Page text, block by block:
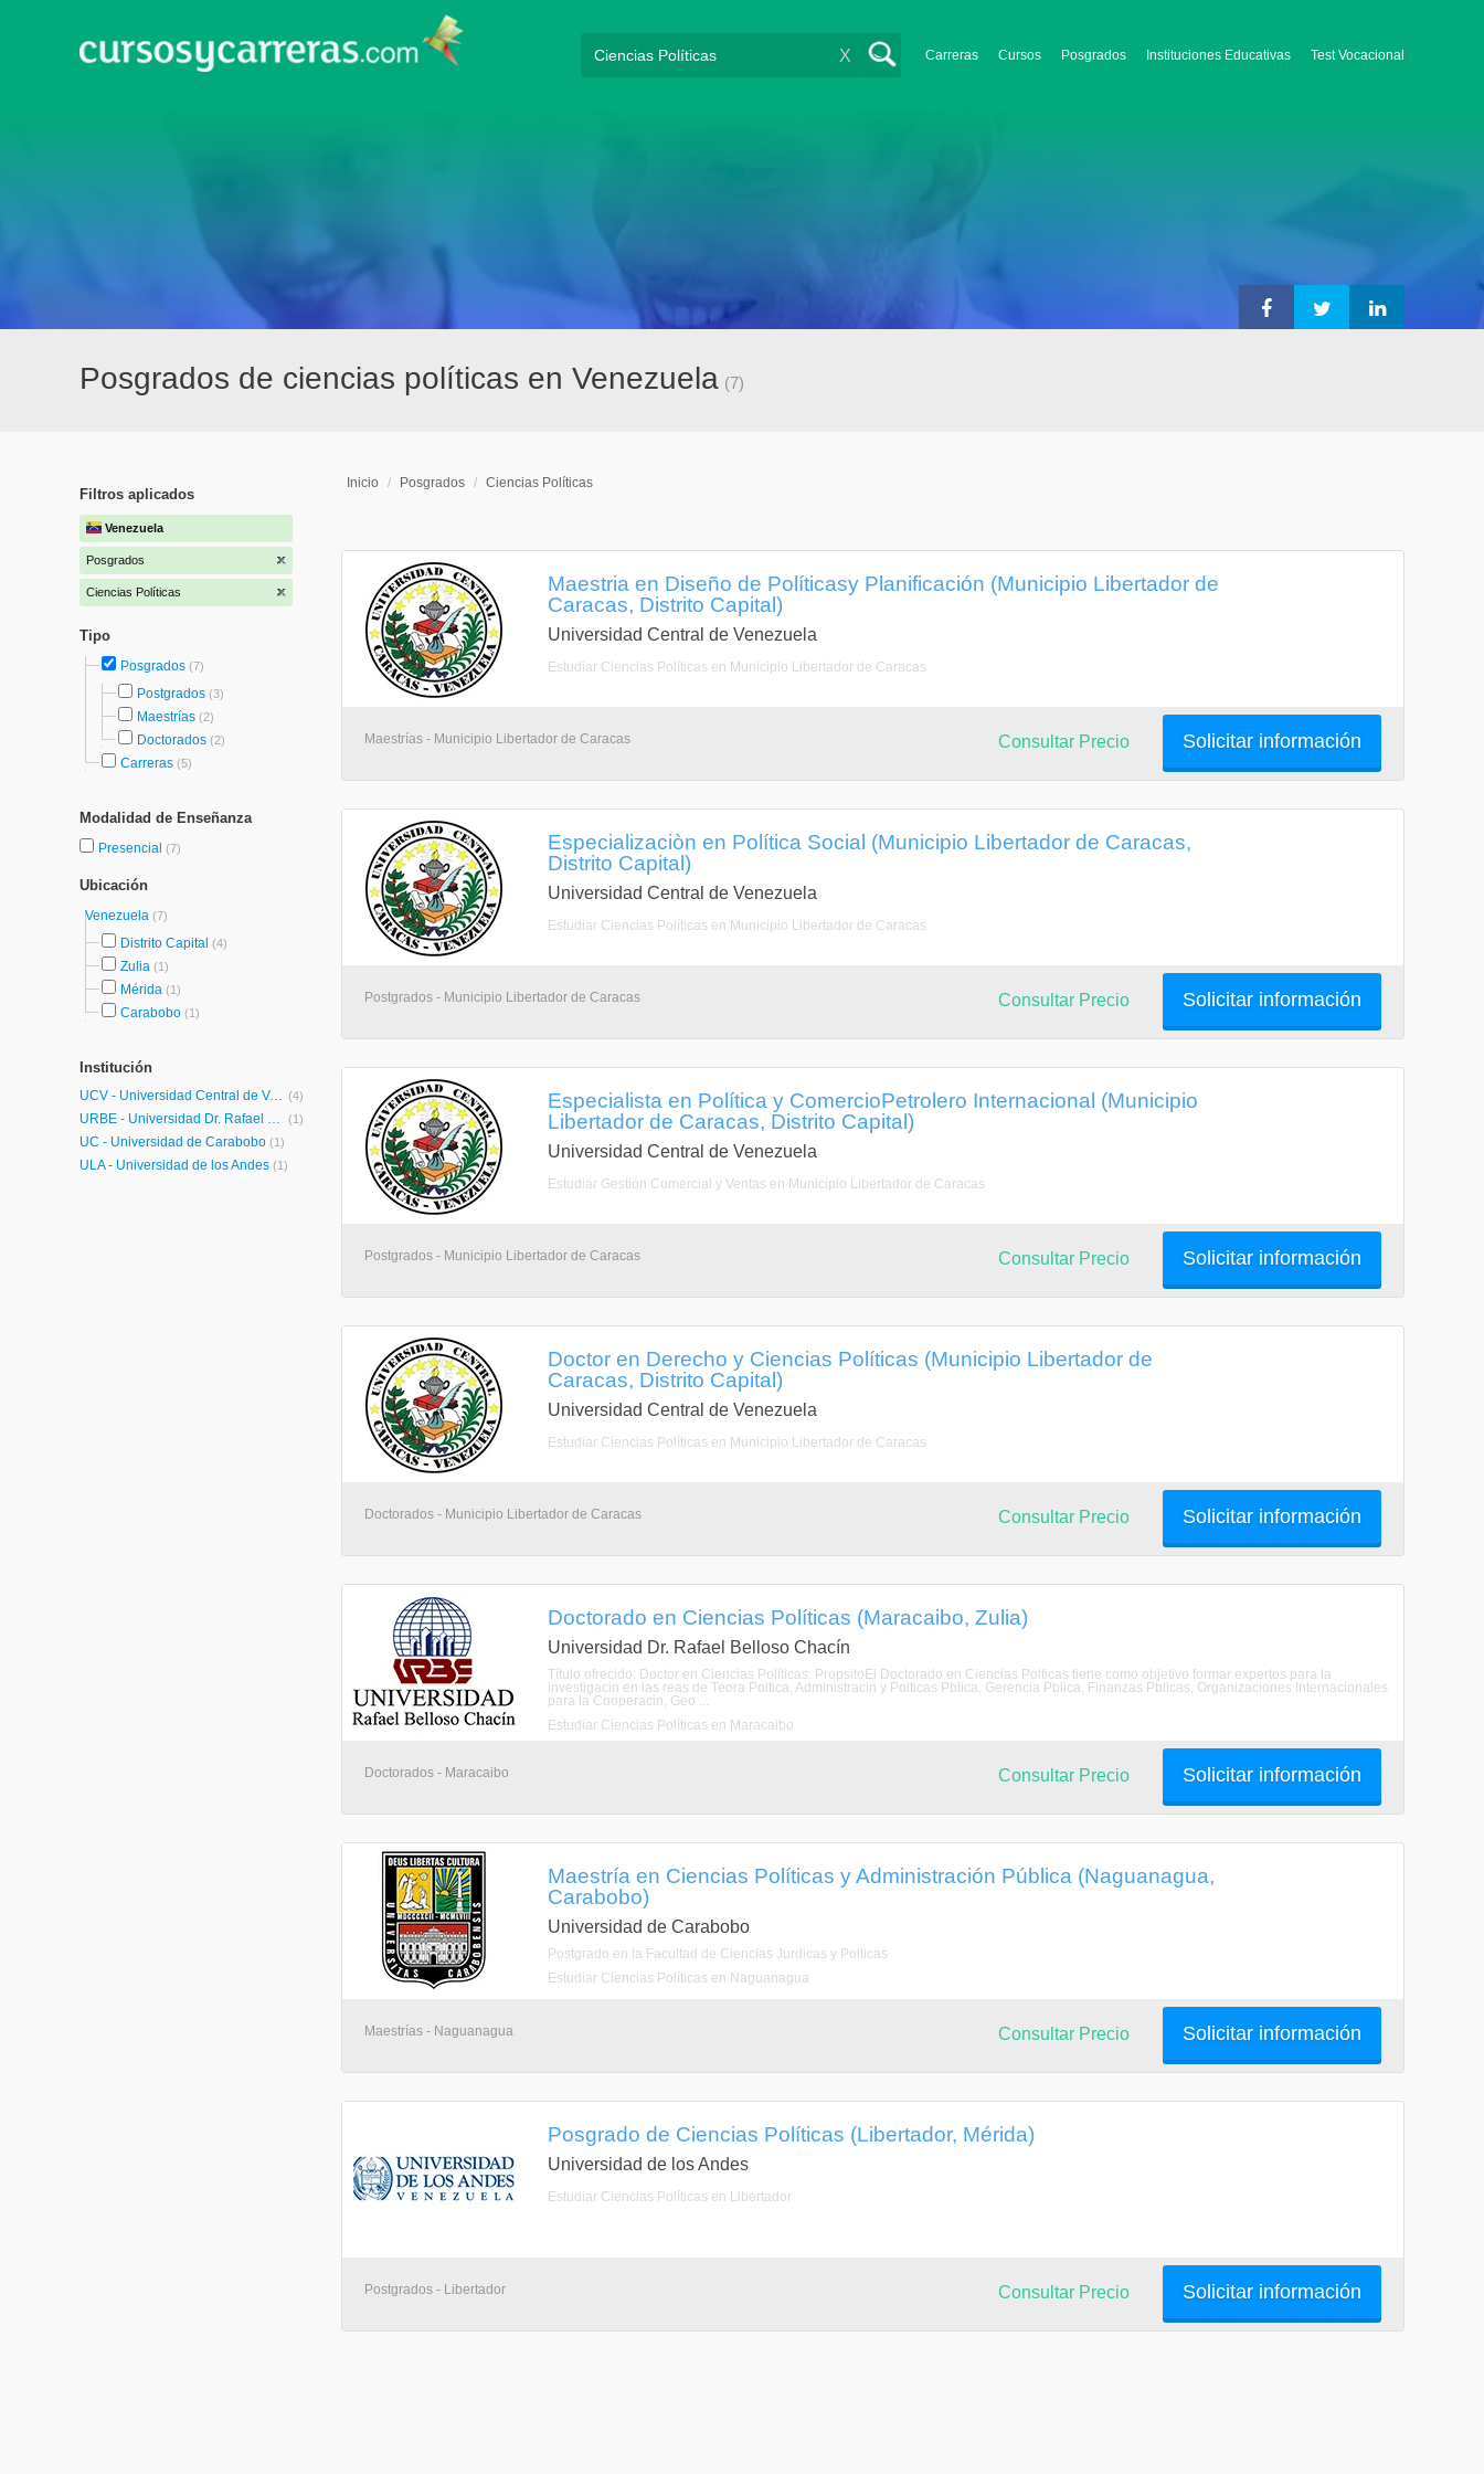
Carreras Cursos Posgrados Instituciones Educativas Test Vocacional
X
Posgrados de ciencias políticas en Venezuela (7)
Filtros aplicados
Venezuela
Posgrados
Ciencias Políticas
Tipo
Posgrados (7)
Postgrados (3)
Maestrías (2)
Doctorados (2)
Carreras (5)
Modalidad de Enseñanza
Presencial (7)
Ubicación
Venezuela (7)
Distrito Capital (4)
Zulia (1)
Mérida (1)
Carabobo (1)
Institución
UCV - Universidad Central de Venezuela (4)
URBE - Universidad Dr. Rafael Belloso Chacín (1)
UC - Universidad de Carabobo (1)
ULA - Universidad de los Andes (1)
Inicio / Posgrados / Ciencias Políticas
Maestria en Diseño de Políticasy Planificación (Municipio Libertador de
Caracas, Distrito Capital)
Universidad Central de Venezuela
Estudiar Ciencias Políticas en Municipio Libertador de Caracas
Maestrías - Municipio Libertador de Caracas Solicitar información
Consultar Precio
Especializaciòn en Política Social (Municipio Libertador de Caracas,
Distrito Capital)
Universidad Central de Venezuela
Estudiar Ciencias Políticas en Municipio Libertador de Caracas
Postgrados - Municipio Libertador de Caracas Solicitar información
Consultar Precio
Especialista en Política y ComercioPetrolero Internacional (Municipio
Libertador de Caracas, Distrito Capital)
Universidad Central de Venezuela
Estudiar Gestión Comercial y Ventas en Municipio Libertador de Caracas
Postgrados - Municipio Libertador de Caracas Solicitar información
Consultar Precio
Doctor en Derecho y Ciencias Políticas (Municipio Libertador de
Caracas, Distrito Capital)
Universidad Central de Venezuela
Estudiar Ciencias Políticas en Municipio Libertador de Caracas
Doctorados - Municipio Libertador de Caracas Solicitar información
Consultar Precio
Doctorado en Ciencias Políticas (Maracaibo, Zulia)
Universidad Dr. Rafael Belloso Chacín
Título ofrecido: Doctor en Ciencias Políticas. PropsitoEl Doctorado en Ciencias Polticas tiene como objetivo formar expertos para la
investigacin en las reas de Teora Poltica, Administracin y Polticas Pblica, Gerencia Pblica, Finanzas Pblicas, Organizaciones Internacionales
para la Cooperacin, Geo ...
Estudiar Ciencias Políticas en Maracaibo
Doctorados - Maracaibo Solicitar información
Consultar Precio
Maestría en Ciencias Políticas y Administración Pública (Naguanagua,
Carabobo)
Universidad de Carabobo
Postgrado en la Facultad de Ciencias Jurdicas y Polticas
Estudiar Ciencias Políticas en Naguanagua
Maestrías - Naguanagua Solicitar información
Consultar Precio
Posgrado de Ciencias Políticas (Libertador, Mérida)
Universidad de los Andes
Estudiar Ciencias Políticas en Libertador
Postgrados - Libertador Solicitar información
Consultar Precio